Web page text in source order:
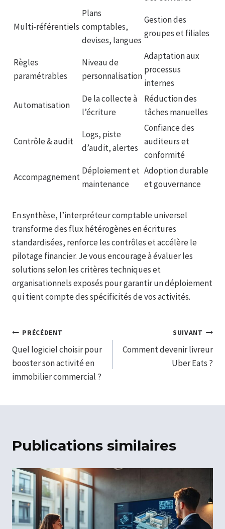
Multi-référentiels
Plans
comptables,
devises, langues
Gestion des
groupes et filiales
Règles
paramétrables
Niveau de
personnalisation
Adaptation aux
processus
internes
Automatisation
De la collecte à
l’écriture
Réduction des
tâches manuelles
Contrôle & audit
Logs, piste
d’audit, alertes
Confiance des
auditeurs et
conformité
Accompagnement
Déploiement et
maintenance
Adoption durable
et gouvernance
En synthèse, l’interpréteur comptable universel
transforme des flux hétérogènes en écritures
standardisées, renforce les contrôles et accélère le
pilotage financier. Je vous encourage à évaluer les
solutions selon les critères techniques et
organisationnels exposés pour garantir un déploiement
qui tient compte des spécificités de vos activités.
Navigation
de
l’article
PRÉCÉDENT
Quel logiciel choisir pour
booster son activité en
immobilier commercial ?
SUIVANT
Comment devenir livreur
Uber Eats ?
Publications similaires